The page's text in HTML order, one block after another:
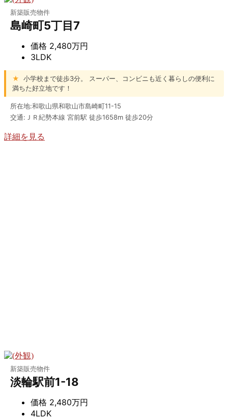
新築販売物件
島崎町5丁目7
価格 2,480万円
3LDK
★
小学校まで徒歩3分。 スーパー、コンビニも近く暮らしの便利に
満ちた好立地です！
所在地:和歌山県和歌山市島崎町11-15
交通:ＪＲ紀勢本線 宮前駅 徒歩1658m 徒歩20分
詳細を見る
新築販売物件
淡輪駅前1-18
価格 2,480万円
4LDK